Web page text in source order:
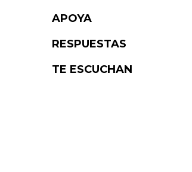
APOYA
RESPUESTAS
TE ESCUCHAN